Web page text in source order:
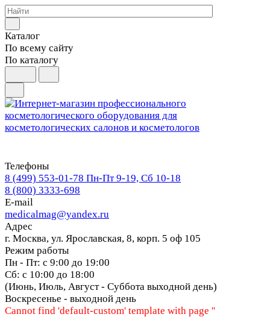
Каталог
По всему сайту
По каталогу
Телефоны
8 (499) 553-01-78 Пн-Пт 9-19, Сб 10-18
8 (800) 3333-698
E-mail
medicalmag@yandex.ru
Адрес
г. Москва, ул. Ярославская, 8, корп. 5 оф 105
Режим работы
Пн - Пт: с 9:00 до 19:00
Сб: с 10:00 до 18:00
(Июнь, Июль, Август - Суббота выходной день)
Воскресенье - выходной день
Cannot find 'default-custom' template with page ''